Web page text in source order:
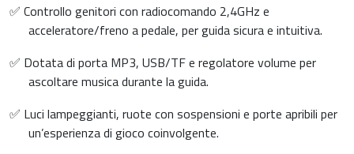
✅ Controllo genitori con radiocomando 2,4GHz e
acceleratore/freno a pedale, per guida sicura e intuitiva.
✅ Dotata di porta MP3, USB/TF e regolatore volume per
ascoltare musica durante la guida.
✅ Luci lampeggianti, ruote con sospensioni e porte apribili per
un’esperienza di gioco coinvolgente.